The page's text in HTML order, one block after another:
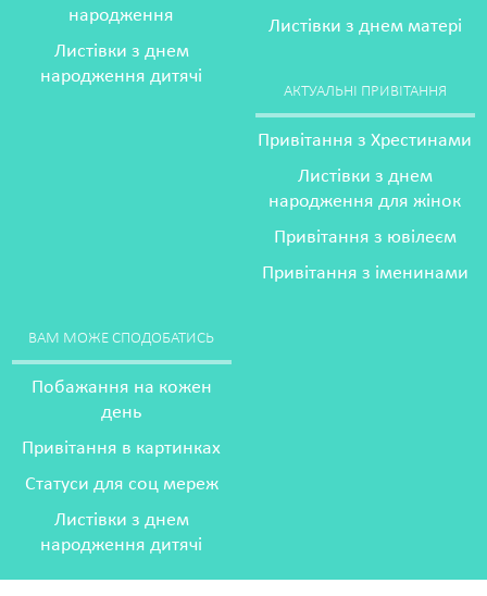
народження
Листівки з днем
народження дитячі
Листівки з днем матері
АКТУАЛЬНІ ПРИВІТАННЯ
Привітання з Хрестинами
Листівки з днем
народження для жінок
Привітання з ювілеєм
Привітання з іменинами
ВАМ МОЖЕ СПОДОБАТИСЬ
Побажання на кожен
день
Привітання в картинках
Статуси для соц мереж
Листівки з днем
народження дитячі